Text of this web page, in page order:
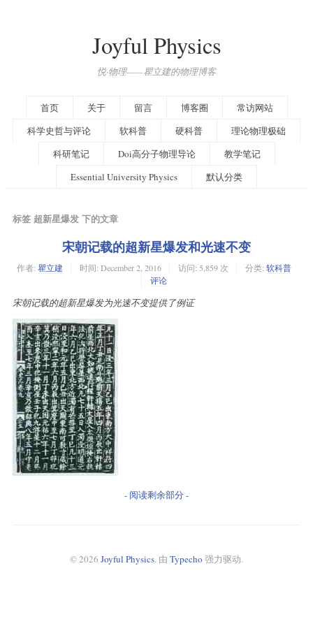
Joyful Physics
悦·物理——瞿立建的物理博客
首页 关于 留言 博客圈
常访网站
科学史哲与评论
软科普 硬科普
理论物理极础
科研笔记
Doi高分子物理导论
教学笔记
Essential University Physics
默认分类
标签 超新星爆发 下的文章
宋朝记载的超新星爆发和光速不变
作者: 瞿立建 时间: December 2, 2016 访问: 5,859 次 分类: 软科普
评论
宋朝记载的超新星爆发为光速不变提供了例证
- 阅读剩余部分 -
© 2026 Joyful Physics. 由 Typecho 强力驱动.